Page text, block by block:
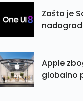
Zašto je
Apple
globalno